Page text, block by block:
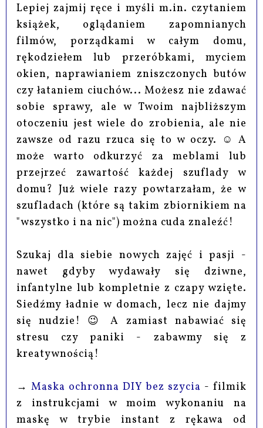
Lepiej zajmij ręce i myśli m.in. czytaniem
książek, oglądaniem zapomnianych
filmów, porządkami w całym domu,
rękodziełem lub przeróbkami, myciem
okien, naprawianiem zniszczonych butów
czy łataniem ciuchów... Możesz nie zdawać
sobie sprawy, ale w Twoim najbliższym
otoczeniu jest wiele do zrobienia, ale nie
zawsze od razu rzuca się to w oczy. ☺ A
może warto odkurzyć za meblami lub
przejrzeć zawartość każdej szuflady w
domu? Już wiele razy powtarzałam, że w
szufladach (które są takim zbiornikiem na
"wszystko i na nic") można cuda znaleźć!
Szukaj dla siebie nowych zajęć i pasji -
nawet gdyby wydawały się dziwne,
infantylne lub kompletnie z czapy wzięte.
Siedźmy ładnie w domach, lecz nie dajmy
się nudzie! 😉 A zamiast nabawiać się
stresu czy paniki - zabawmy się z
kreatywnością!
→Maska ochronna DIY bez szycia - filmik
z instrukcjami w moim wykonaniu na
maskę w trybie instant z rękawa od